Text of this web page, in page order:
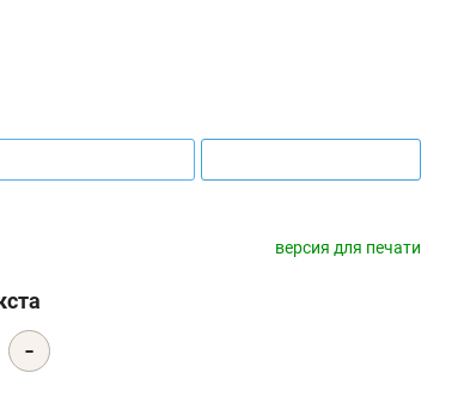
версия для печати
-